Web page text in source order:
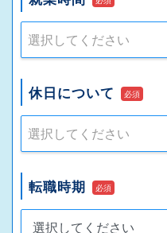
選択してください
休日について 必須
選択してください
転職時期 必須